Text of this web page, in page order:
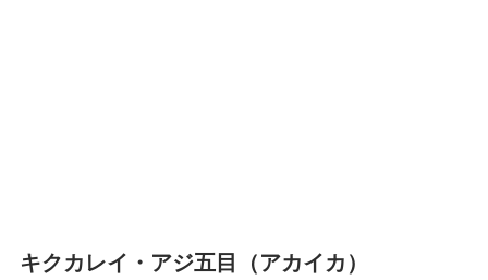
キクカレイ・アジ五目（アカイカ）